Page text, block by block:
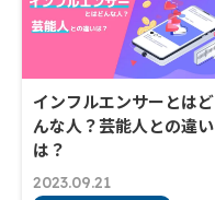
インフルエンサーとはど
んな人？芸能人との違い
は？
2023.09.21